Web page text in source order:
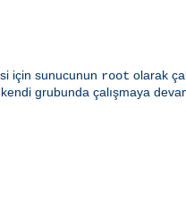
için sunucunun root olarak
grubunda çalışmaya